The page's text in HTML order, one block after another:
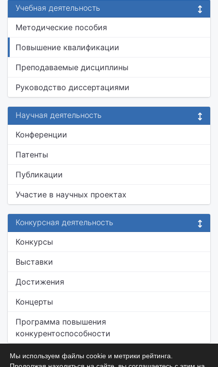
Учебная деятельность
Методические пособия
Повышение квалификации
Преподаваемые дисциплины
Руководство диссертациями
Научная деятельность
Конференции
Патенты
Публикации
Участие в научных проектах
Конкурсная деятельность
Конкурсы
Выставки
Достижения
Концерты
Программа повышения
конкурентоспособности
Мы используем файлы cookie и метрики рейтинга.